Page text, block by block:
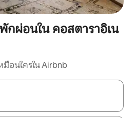
ผ่อนใน คอสตาราอิเน
อนใครใน Airbnb
สัมผัสหรือปัด เพื่อสำรวจผลการค้นหา